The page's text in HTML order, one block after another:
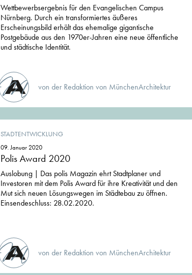
Wettbewerbsergebnis für den Evangelischen Campus
Nürnberg. Durch ein transformiertes äußeres
Erscheinungsbild erhält das ehemalige gigantische
Postgebäude aus den 1970er-Jahren eine neue öffentliche
und städtische Identität.
von der Redaktion von MünchenArchitektur
STADTENTWICKLUNG
09. Januar 2020
Polis Award 2020
Auslobung | Das polis Magazin ehrt Stadtplaner und
Investoren mit dem Polis Award für ihre Kreativität und den
Mut sich neuen Lösungswegen im Städtebau zu öffnen.
Einsendeschluss: 28.02.2020.
von der Redaktion von MünchenArchitektur